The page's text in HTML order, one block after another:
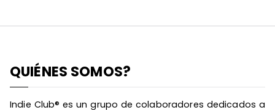
QUIÉNES SOMOS?
Indie Club® es un grupo de colaboradores dedicados a